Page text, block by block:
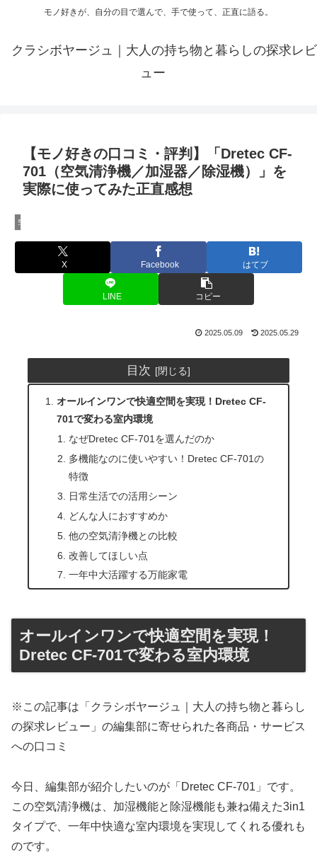
モノ好きが、自分の目で選んで、手で使って、正直に語る。
クラシボヤージュ｜大人の持ち物と暮らしの探求レビ
ュー
【モノ好きの口コミ・評判】「Dretec CF-
701（空気清浄機／加湿器／除湿機）」を
実際に使ってみた正直感想
空気清浄機のレビュー
X Facebook はてブ
LINE コピー
2025.05.09 2025.05.29
目次
オールインワンで快適空間を実現！Dretec CF-
701で変わる室内環境
なぜDretec CF-701を選んだのか
多機能なのに使いやすい！Dretec CF-701の
特徴
日常生活での活用シーン
どんな人におすすめか
他の空気清浄機との比較
改善してほしい点
一年中大活躍する万能家電
オールインワンで快適空間を実現！
Dretec CF-701で変わる室内環境
※この記事は「クラシボヤージュ｜大人の持ち物と暮らし
の探求レビュー」の編集部に寄せられた各商品・サービス
への口コミ
今日、編集部が紹介したいのが「Dretec CF-701」です。
この空気清浄機は、加湿機能と除湿機能も兼ね備えた3in1
タイプで、一年中快適な室内環境を実現してくれる優れも
のです。